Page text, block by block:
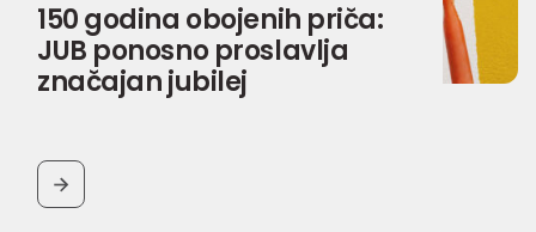
150 godina obojenih priča:
JUB ponosno proslavlja
značajan jubilej
BUTTON